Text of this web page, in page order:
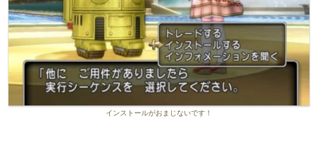
インストールがおまじないです！